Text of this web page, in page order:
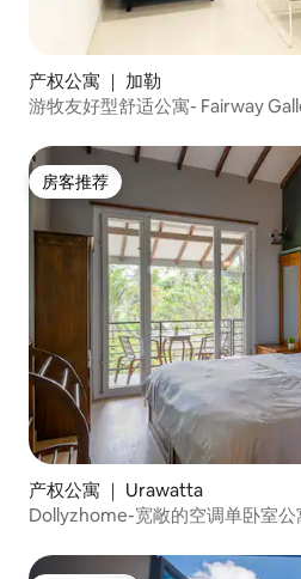
产权公寓 ｜ 加勒
游牧友好型舒适公寓- Fairway
房客推荐
房客推荐
产权公寓 ｜ Urawatta
Dollyzhome-宽敞的空调单卧室公